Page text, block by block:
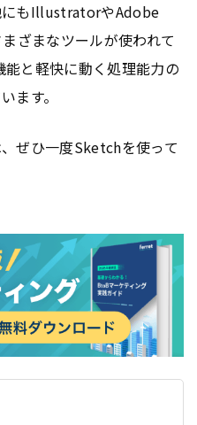
にもIllustratorやAdobe
ざまなツールが使われて
と軽快に動く処理能力の
ます。
ぜひ一度Sketchを使って